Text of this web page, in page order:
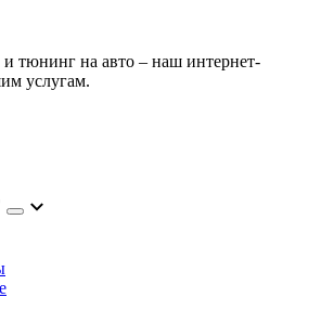
тюнинг на авто – наш интернет-
услугам.